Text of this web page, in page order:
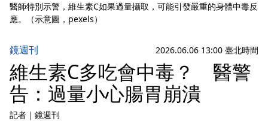
醫師特別示警，維生素C如果過量攝取，可能引發嚴重的身體中毒反
應。（示意圖，pexels）
鏡週刊 2026.06.06 13:00 臺北時間
維生素C多吃會中毒？ 醫警
告：過量小心腸胃崩潰
記者 ｜ 鏡週刊